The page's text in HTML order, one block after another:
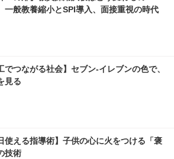
般教養縮小とSPI導入、面接重視の時代
でつながる社会】セブン‐イレブンの色で、
見る
使える指導術】子供の心に火をつける「褒
技術